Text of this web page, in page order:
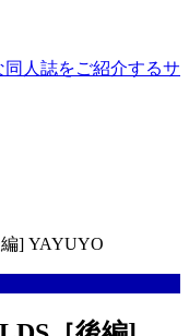
人誌をご紹介するサ
編] YAYUYO